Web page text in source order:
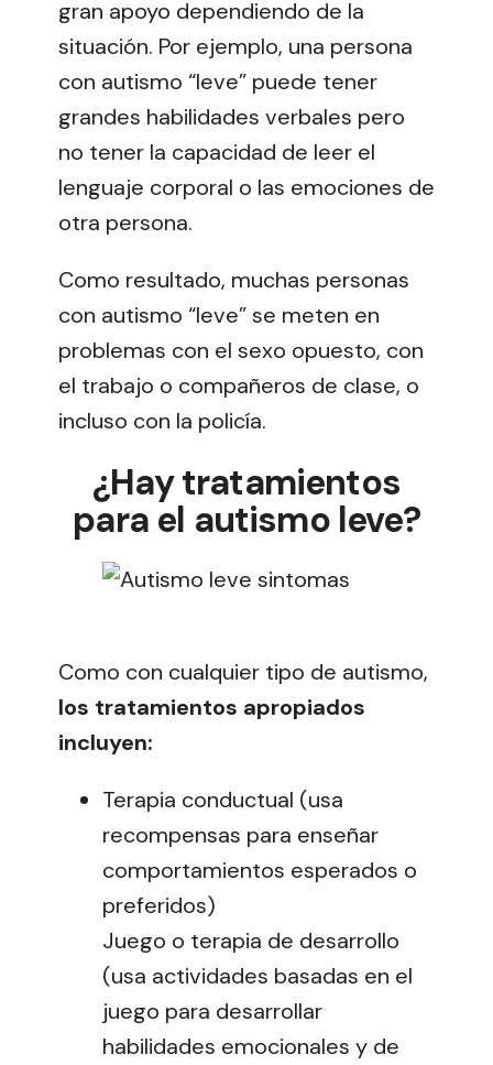
gran apoyo dependiendo de la
situación. Por ejemplo, una persona
con autismo “leve” puede tener
grandes habilidades verbales pero
no tener la capacidad de leer el
lenguaje corporal o las emociones de
otra persona.
Como resultado, muchas personas
con autismo “leve” se meten en
problemas con el sexo opuesto, con
el trabajo o compañeros de clase, o
incluso con la policía.
¿Hay tratamientos
para el autismo leve?
Como con cualquier tipo de autismo,
los tratamientos apropiados
incluyen:
Terapia conductual (usa
recompensas para enseñar
comportamientos esperados o
preferidos)
Juego o terapia de desarrollo
(usa actividades basadas en el
juego para desarrollar
habilidades emocionales y de